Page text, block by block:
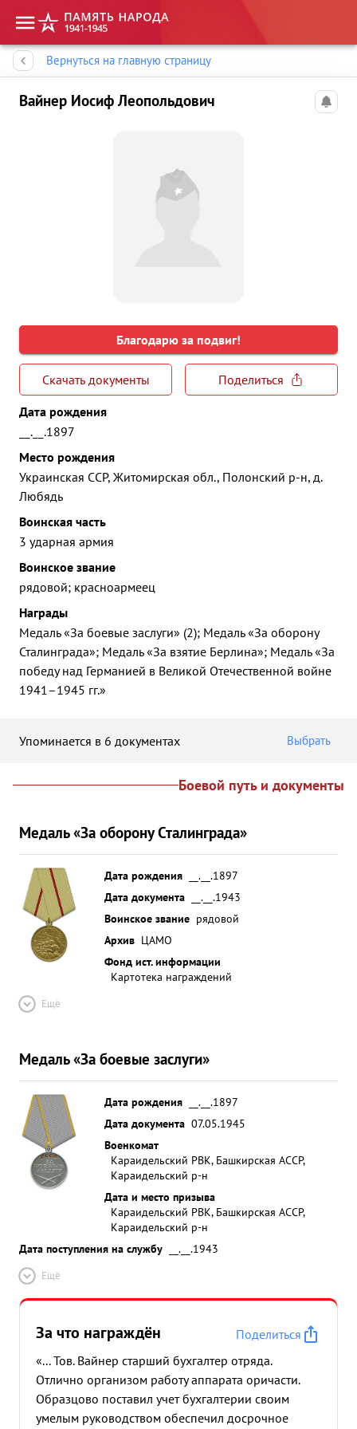
Вернуться на главную страницу
Вайнер Иосиф Леопольдович
Благодарю за подвиг!
Скачать документы
Поделиться
Дата рождения
__.__.1897
Место рождения
Украинская ССР, Житомирская обл., Полонский р-н, д.
Любядь
Воинская часть
3 ударная армия
Воинское звание
рядовой; красноармеец
Награды
Медаль «За боевые заслуги» (2); Медаль «За оборону
Сталинграда»; Медаль «За взятие Берлина»; Медаль «За
победу над Германией в Великой Отечественной войне
1941–1945 гг.»
Упоминается в 6 документах Выбрать
Боевой путь и документы
Медаль «За оборону Сталинграда»
Дата рождения
__.__.1897
Дата документа
__.__.1943
Воинское звание рядовой
Архив ЦАМО
Фонд ист. информации
Картотека награждений
Ещё
Медаль «За боевые заслуги»
Дата рождения
__.__.1897
Дата документа 07.05.1945
Военкомат
Караидельский РВК, Башкирская АССР,
Караидельский р-н
Дата и место призыва
Караидельский РВК, Башкирская АССР,
Караидельский р-н
Дата поступления на службу
__.__.1943
Ещё
За что награждён
Поделиться
«... Тов. Вайнер старший бухгалтер отряда.
Отлично организом работу аппарата оричасти.
Образцово поставил учет бухгалтерии своим
умелым руководством обеспечил досрочное
Память народа